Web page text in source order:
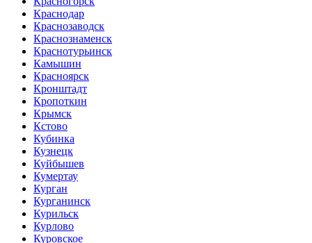
Краснодар
Краснозаводск
Краснознаменск
Краснотурьинск
Камышин
Красноярск
Кронштадт
Кропоткин
Крымск
Кстово
Кубинка
Кузнецк
Куйбышев
Кумертау
Курган
Курганинск
Курильск
Курлово
Куровское